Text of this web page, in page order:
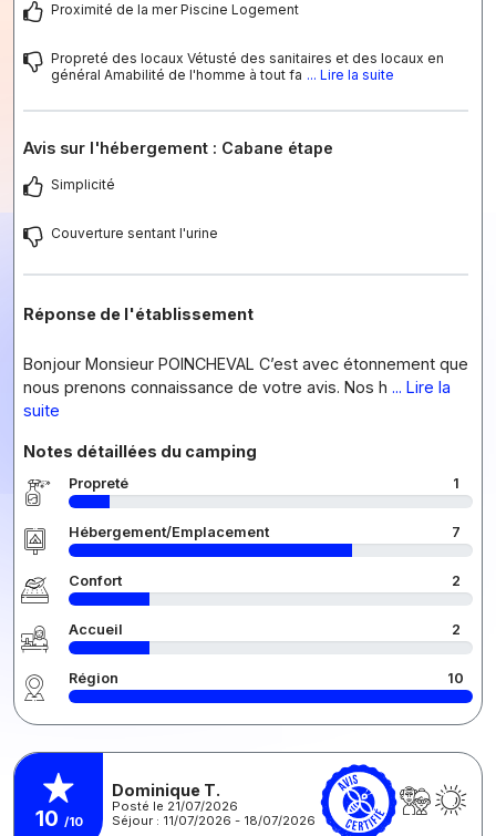
Proximité de la mer Piscine Logement
Propreté des locaux Vétusté des sanitaires et des locaux en
général Amabilité de l'homme à tout fa ... Lire la suite
Avis sur l'hébergement : Cabane étape
Simplicité
Couverture sentant l'urine
Réponse de l'établissement
Bonjour Monsieur POINCHEVAL C’est avec étonnement que
nous prenons connaissance de votre avis. Nos h ... Lire la
suite
Notes détaillées du camping
Propreté 1
Hébergement/Emplacement 7
Confort 2
Accueil 2
Région 10
10 /10
Dominique T.
Posté le 21/07/2026
Séjour : 11/07/2026 - 18/07/2026